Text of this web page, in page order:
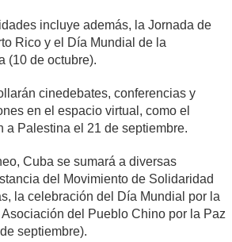
incluye además, la Jornada de
Rico y el Día Mundial de la
(10 de octubre).
cinedebates, conferencias y
en el espacio virtual, como el
a Palestina el 21 de septiembre.
Cuba se sumará a diversas
del Movimiento de Solidaridad
la celebración del Día Mundial por la
Asociación del Pueblo Chino por la Paz
septiembre).